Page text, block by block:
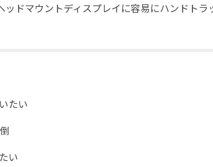
ッドマウントディスプレイに容易にハンドト
たい
い